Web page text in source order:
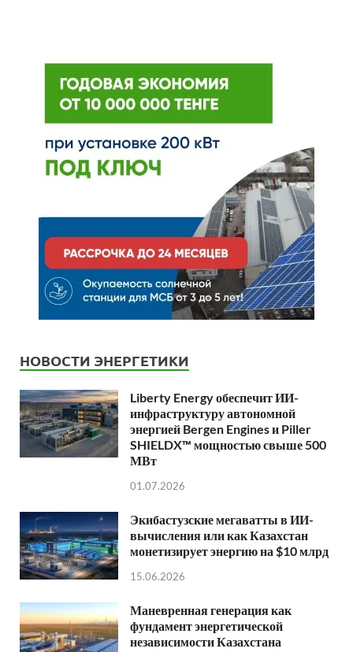
НОВОСТИ ЭНЕРГЕТИКИ
Liberty Energy обеспечит ИИ-
инфраструктуру автономной
энергией Bergen Engines и Piller
SHIELDX™ мощностью свыше 500
МВт
01.07.2026
Экибастузские мегаватты в ИИ-
вычисления или как Казахстан
монетизирует энергию на $10 млрд
15.06.2026
Маневренная генерация как
фундамент энергетической
независимости Казахстана